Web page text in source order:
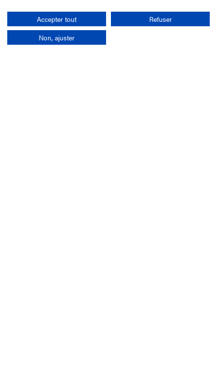
RechercherAccepter tout
Refuser
Non, ajuster